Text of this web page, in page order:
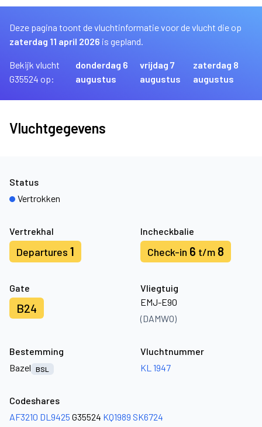
Deze pagina toont de vluchtinformatie voor de vlucht die op
zaterdag 11 april 2026 is gepland.
Bekijk vlucht
G35524 op:
donderdag 6
augustus
vrijdag 7
augustus
zaterdag 8
augustus
Vluchtgegevens
Vertrekhal
Departures 1
Incheckbalie
Check-in 6 t/m 8
Gate
B24
Vliegtuig
EMJ-E90
(DAMWO)
Status
Vertrokken
Bestemming
Bazel
BSL
Vluchtnummer
KL 1947
Codeshares
AF3210 DL9425 G35524 KQ1989 SK6724